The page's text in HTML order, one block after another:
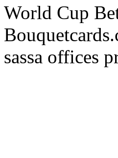
World Cup
sassa offices